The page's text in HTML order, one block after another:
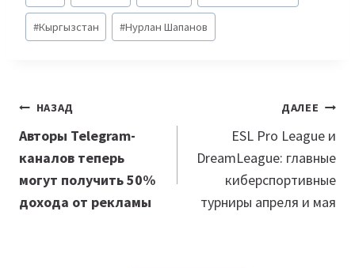
записи:
#Кыргызстан #Нурлан Шапанов
Навигация
по
записям
НАЗАД
Авторы Telegram-
каналов теперь
могут получить 50%
дохода от рекламы
ДАЛЕЕ
ESL Pro League и
DreamLeague: главные
киберспортивные
турниры апреля и мая